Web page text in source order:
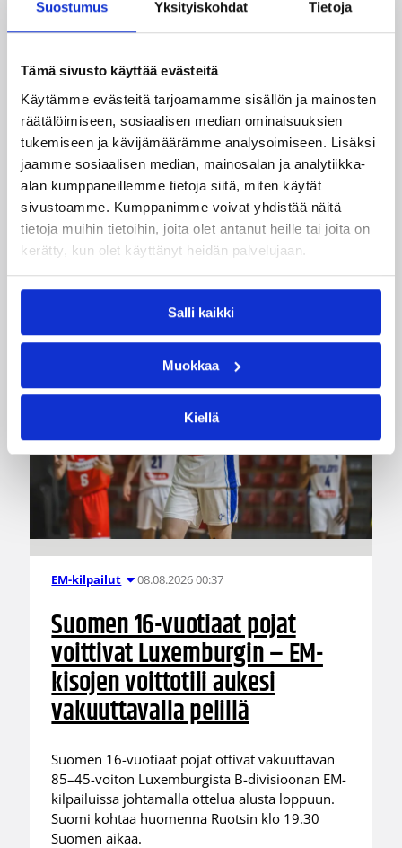
Suostumus Yksityiskohdat Tietoja
Tämä sivusto käyttää evästeitä
Käytämme evästeitä tarjoamamme sisällön ja mainosten
räätälöimiseen, sosiaalisen median ominaisuuksien
tukemiseen ja kävijämäärämme analysoimiseen. Lisäksi
jaamme sosiaalisen median, mainosalan ja analytiikka-
alan kumppaneillemme tietoja siitä, miten käytät
sivustoamme. Kumppanimme voivat yhdistää näitä
tietoja muihin tietoihin, joita olet antanut heille tai joita on
kerätty, kun olet käyttänyt heidän palvelujaan.
Salli kaikki
Muokkaa
Kiellä
Wingsille tappio Valkyriesia
vastaan – Kuier neljä pistettä
ja kaksi torjuntaa
WNBA:ssa Dallas Wings kärsi tappion, kun
Golden State Valkyries oli parempi
loppulukemin 94-76 (44-36). Awak Kuier tilastoi
vaihdoissa yhdeksässä ja puolessa minuutissa
neljä pistettä, yhden levypallon ja kaksi
torjuntaa.
EM-kilpailut 08.08.2026 00:37
Suomen 16-vuotiaat pojat
voittivat Luxemburgin – EM-
kisojen voittotili aukesi
vakuuttavalla pelillä
Suomen 16-vuotiaat pojat ottivat vakuuttavan
85–45-voiton Luxemburgista B-divisioonan EM-
kilpailuissa johtamalla ottelua alusta loppuun.
Suomi kohtaa huomenna Ruotsin klo 19.30
Suomen aikaa.